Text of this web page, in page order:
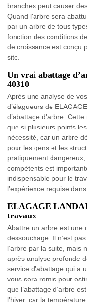
branches peut causer
Quand l'arbre sera
par un arbre de tous
fonction des conditions
de croissance est conçu
site.
Un vrai abattage
40310
Après une analyse de
d’élagueurs de
d’abattage d'arbre.
que si plusieurs points
nécessité, car un arbre
pour les gens et les
pratiquement
compétents est
indispensable pour le
l’expérience requise
ELAGAGE
travaux
Abattre un arbre est une
dessouchage. Il n’est
l’arbre par la suite, mais
après analyse profonde
service d’abattage qui a
vous sera remis pour
que l’abattage d’arbre
l’hiver, car la